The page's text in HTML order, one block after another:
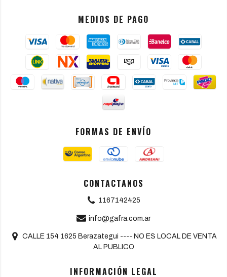
MEDIOS DE PAGO
FORMAS DE ENVÍO
CONTACTANOS
1167142425
info@gafra.com.ar
CALLE 154 1625 Berazategui ---- NO ES LOCAL DE VENTA
AL PUBLICO
INFORMACIÓN LEGAL